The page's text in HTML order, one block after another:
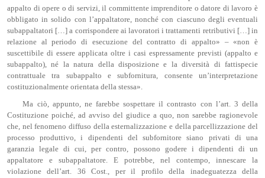
appalto di opere o di servizi, il committente imprenditore o datore di lavoro è
obbligato in solido con l’appaltatore, nonché con ciascuno degli eventuali
subappaltatori […] a corrispondere ai lavoratori i trattamenti retributivi […] in
relazione al periodo di esecuzione del contratto di appalto» – «non è
suscettibile di essere applicata oltre i casi espressamente previsti (appalto e
subappalto), né la natura della disposizione e la diversità di fattispecie
contrattuale tra subappalto e subfornitura, consente un’interpretazione
costituzionalmente orientata della stessa».
Ma ciò, appunto, ne farebbe sospettare il contrasto con l’art. 3 della
Costituzione poiché, ad avviso del giudice a quo, non sarebbe ragionevole
che, nel fenomeno diffuso della esternalizzazione e della parcellizzazione del
processo produttivo, i dipendenti del subfornitore siano privati di una
garanzia legale di cui, per contro, possono godere i dipendenti di un
appaltatore e subappaltatore. E potrebbe, nel contempo, innescare la
violazione dell’art. 36 Cost., per il profilo della inadeguatezza della